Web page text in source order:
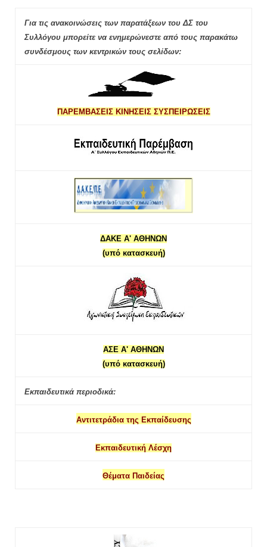
Για τις ανακοινώσεις των παρατάξεων του ΔΣ του
Συλλόγου μπορείτε να ενημερώνεστε από τους παρακάτω
συνδέσμους των κεντρικών τους σελίδων:
ΠΑΡΕΜΒΑΣΕΙΣ ΚΙΝΗΣΕΙΣ ΣΥΣΠΕΙΡΩΣΕΙΣ
ΔΑΚΕ Α' ΑΘΗΝΩΝ
(υπό κατασκευή)
ΑΣΕ Α' ΑΘΗΝΩΝ
(υπό κατασκευή)
Εκπαιδευτικά περιοδικά:
Αντιτετράδια της Εκπαίδευσης
Εκπαιδευτική Λέσχη
Θέματα Παιδείας